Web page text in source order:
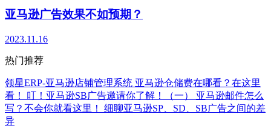
亚马逊广告效果不如预期？
2023.11.16
热门推荐
领星ERP-亚马逊店铺管理系统 亚马逊仓储费在哪看？在这里
看！
叮！亚马逊SB广告邀请你了解！（一）
亚马逊邮件怎么
写？不会你就看这里！
细聊亚马逊SP、SD、SB广告之间的差
异